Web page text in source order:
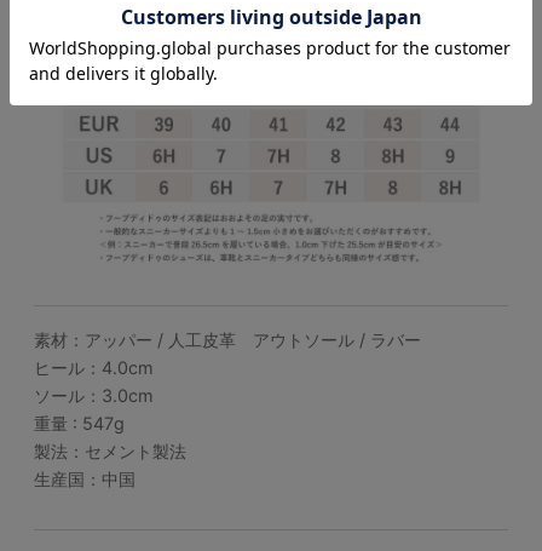
素材：アッパー / 人工皮革 アウトソール / ラバー
ヒール：4.0cm
ソール：3.0cm
重量 : 547g
製法：セメント製法
生産国：中国